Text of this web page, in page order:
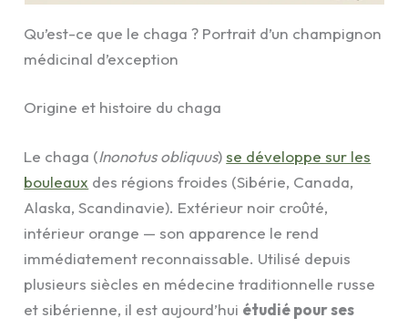
Qu’est-ce que le chaga ? Portrait d’un champignon
médicinal d’exception
Origine et histoire du chaga
Le chaga (Inonotus obliquus)se développe sur les
bouleaux des régions froides (Sibérie, Canada,
Alaska, Scandinavie). Extérieur noir croûté,
intérieur orange — son apparence le rend
immédiatement reconnaissable. Utilisé depuis
plusieurs siècles en médecine traditionnelle russe
et sibérienne, il est aujourd’hui étudié pour ses